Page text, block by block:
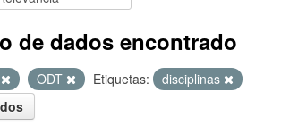
de dados encontrado
ODT Etiquetas:
disciplinas